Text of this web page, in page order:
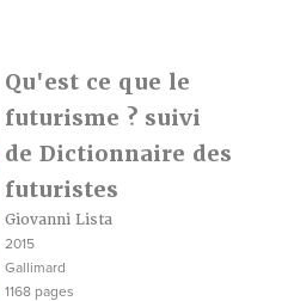
Qu'est ce que le
futurisme ? suivi
de Dictionnaire des
futuristes
Giovanni Lista
2015
Gallimard
1168 pages